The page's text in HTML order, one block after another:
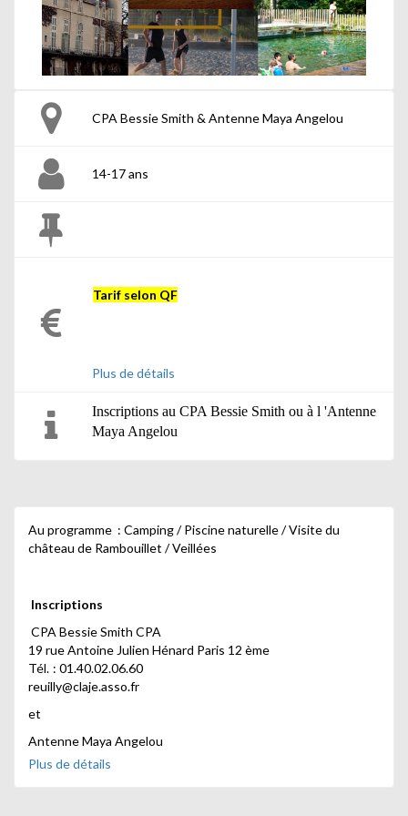
CPA Bessie Smith & Antenne Maya Angelou
14-17 ans
Tarif selon QF
Plus de détails
Inscriptions au CPA Bessie Smith ou à l 'Antenne
Maya Angelou
Au programme : Camping / Piscine naturelle / Visite du
château de Rambouillet / Veillées
Inscriptions
CPA Bessie Smith CPA
19 rue Antoine Julien Hénard Paris 12 ème
Tél. : 01.40.02.06.60
reuilly@claje.asso.fr
et
Antenne Maya Angelou
10 rue Erard Paris 12
Plus de détails